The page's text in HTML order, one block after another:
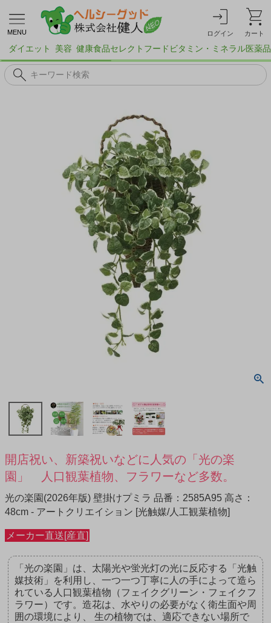
MENU ログイン カート
ダイエット 美容 健康食品セレクトフード ビタミン・ミネラル医薬品
開店祝い、新築祝いなどに人気の「光の楽
園」 人口観葉植物、フラワーなど多数。
光の楽園(2026年版) 壁掛けプミラ 品番：2585A95 高さ：
48cm - アートクリエイション [光触媒/人工観葉植物]
メーカー直送[産直]
「光の楽園」は、太陽光や蛍光灯の光に反応する「光触
媒技術」を利用し、一つ一つ丁寧に人の手によって造ら
れている人口観葉植物（フェイクグリーン・フェイクフ
ラワー）です。造花は、水やりの必要がなく衛生面や周
囲の環境により、 生の植物では、適応できない場所で